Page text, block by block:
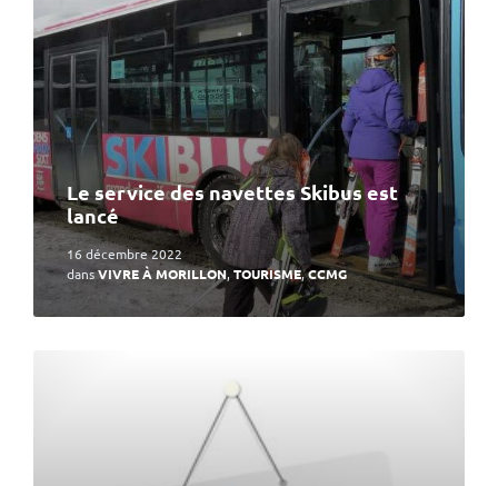
Le service des navettes Skibus est
lancé
16 décembre 2022
dansVIVRE À MORILLON,TOURISME,CCMG